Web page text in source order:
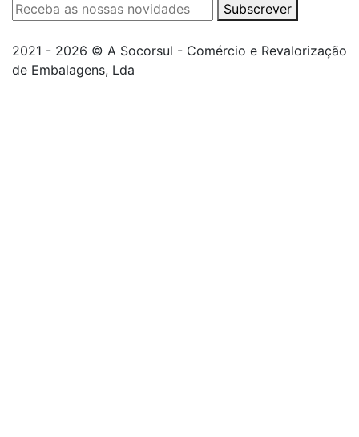
Subscrever
2021 - 2026 © A Socorsul - Comércio e Revalorização
de Embalagens, Lda